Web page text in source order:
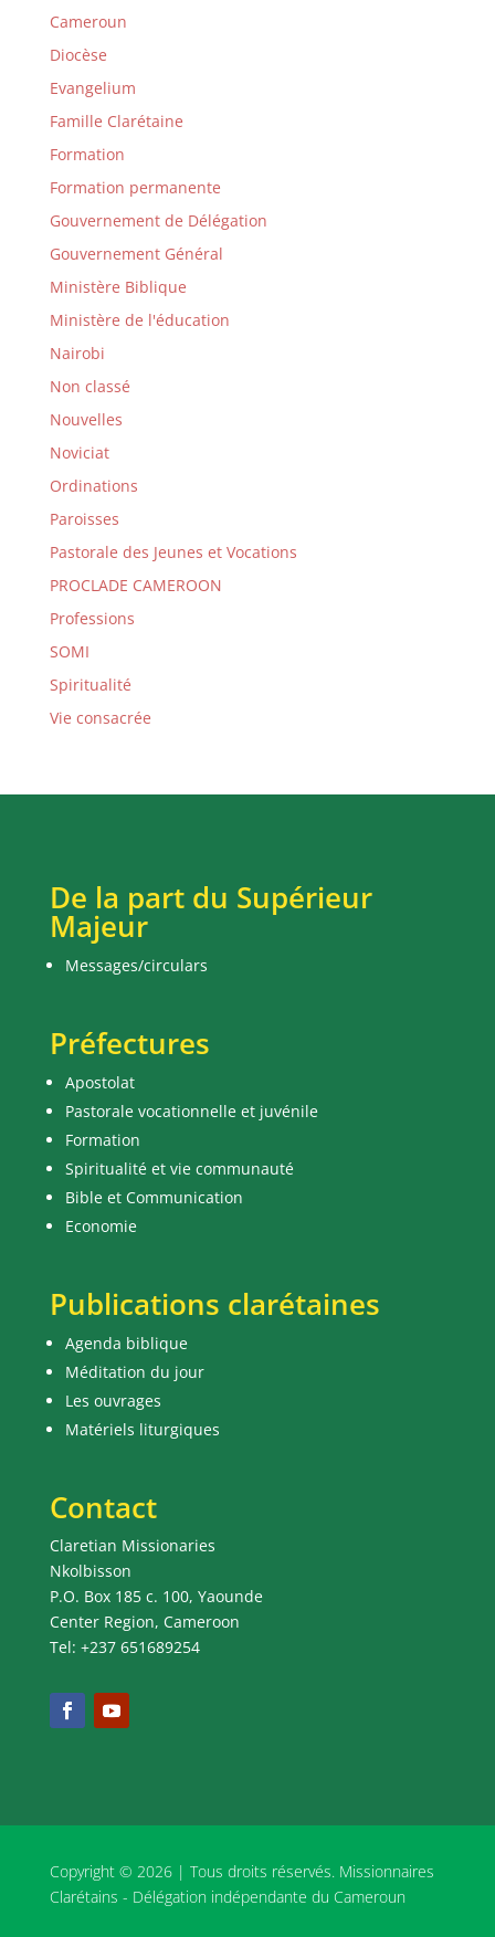
Cameroun
Diocèse
Evangelium
Famille Clarétaine
Formation
Formation permanente
Gouvernement de Délégation
Gouvernement Général
Ministère Biblique
Ministère de l'éducation
Nairobi
Non classé
Nouvelles
Noviciat
Ordinations
Paroisses
Pastorale des Jeunes et Vocations
PROCLADE CAMEROON
Professions
SOMI
Spiritualité
Vie consacrée
De la part du Supérieur
Majeur
Messages/circulars
Préfectures
Apostolat
Pastorale vocationnelle et juvénile
Formation
Spiritualité et vie communauté
Bible et Communication
Economie
Publications clarétaines
Agenda biblique
Méditation du jour
Les ouvrages
Matériels liturgiques
Contact
Claretian Missionaries
Nkolbisson
P.O. Box 185 c. 100, Yaounde
Center Region, Cameroon
Tel: +237 651689254
Copyright © 2026 | Tous droits réservés. Missionnaires
Clarétains - Délégation indépendante du Cameroun